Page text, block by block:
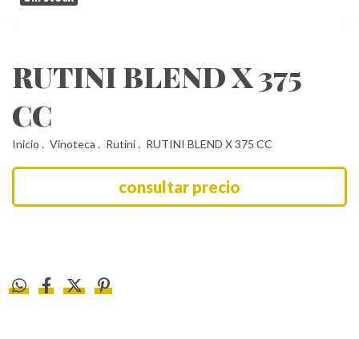
RUTINI BLEND X 375
CC
Inicio . Vinoteca . Rutini. RUTINI BLEND X 375 CC